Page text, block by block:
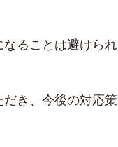
ることは避けられ
き、今後の対応策